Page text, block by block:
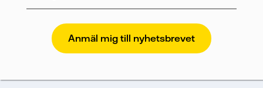
Vattenfall skyddar och respekterar din integritet. För
att Vattenfalls storföretagsförsäljning ska kunna
skicka nyhetsbrevet till dig, behöver vi dina uppgifter.
analysera deras prestanda, inklusive